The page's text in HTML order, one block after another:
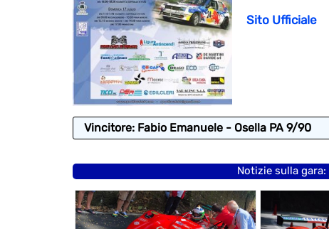
Sito Ufficiale
Vincitore: Fabio Emanuele - Osella PA 9/90
Notizie sulla gara: